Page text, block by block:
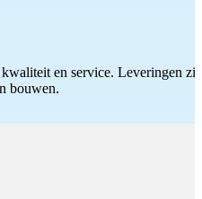
en service. Leveringen
bouwen.